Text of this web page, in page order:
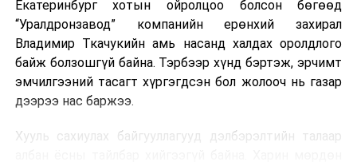
Монгол Улс БНХАУ-тай хамтран хил орчмын геологийн
судалгааны ажлыг эхлүүлэхээр тохиролцов
ӨМНӨХ МЭДЭЭ
Улаанбаатар хотын гол гудамж, замуудад 7 зам
тээврийн осол гарчээ
Екатеринбург хотын ойролцоо болсон бөгөөд
“Уралдронзавод” компанийн ерөнхий захирал
Владимир Ткачукийн амь насанд халдах оролдлого
байж болзошгүй байна. Тэрбээр хүнд бэртэж, эрчимт
эмчилгээний тасагт хүргэгдсэн бол жолооч нь газар
дээрээ нас баржээ.
Хууль сахиулах байгууллагууд дэлбэрэлтийн талаар